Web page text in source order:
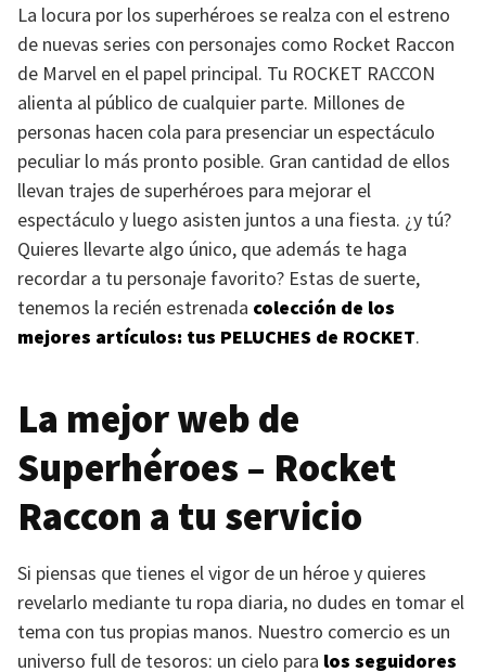
La locura por los superhéroes se realza con el estreno
de nuevas series con personajes como Rocket Raccon
de Marvel en el papel principal. Tu ROCKET RACCON
alienta al público de cualquier parte. Millones de
personas hacen cola para presenciar un espectáculo
peculiar lo más pronto posible. Gran cantidad de ellos
llevan trajes de superhéroes para mejorar el
espectáculo y luego asisten juntos a una fiesta. ¿y tú?
Quieres llevarte algo único, que además te haga
recordar a tu personaje favorito? Estas de suerte,
tenemos la recién estrenada colección de los
mejores artículos: tus PELUCHES de ROCKET.
La mejor web de
Superhéroes – Rocket
Raccon a tu servicio
Si piensas que tienes el vigor de un héroe y quieres
revelarlo mediante tu ropa diaria, no dudes en tomar el
tema con tus propias manos. Nuestro comercio es un
universo full de tesoros: un cielo para los seguidores